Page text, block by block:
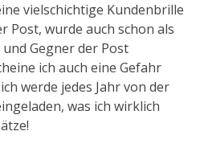
vielschichtige Kundenbrille
Post, wurde auch schon als
Gegner der Post
ich auch eine Gefahr
werde jedes Jahr von der
was ich wirklich